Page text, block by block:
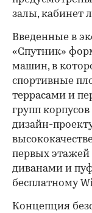
залы, кабинет
Введенные в
«Спутник»
машин, в
спортивные
террасами и
групп
дизайн-
первых этажей
диванами и
бесплатному
Концепция